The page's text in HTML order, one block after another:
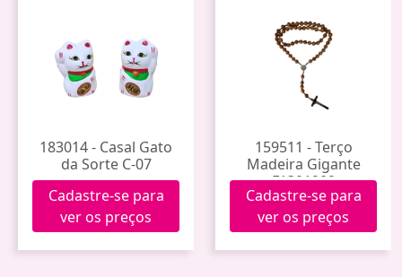
183014 - Casal Gato
da Sorte C-07
Cadastre-se para
ver os preços
159511 - Terço
Madeira Gigante
F1301209
Cadastre-se para
ver os preços